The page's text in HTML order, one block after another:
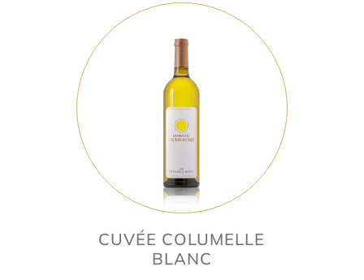
CUVÉE COLUMELLE
BLANC